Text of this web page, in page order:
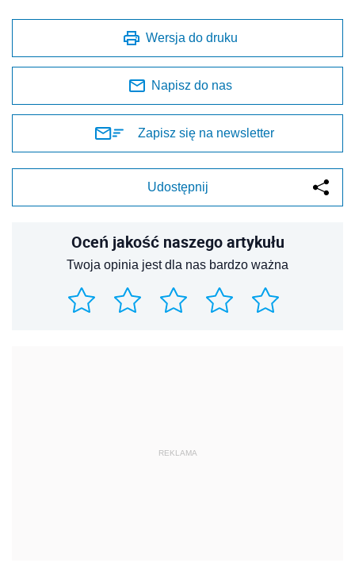
Wersja do druku
Napisz do nas
Zapisz się na newsletter
Udostępnij
Oceń jakość naszego artykułu
Twoja opinia jest dla nas bardzo ważna
REKLAMA